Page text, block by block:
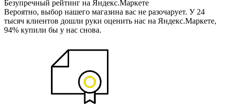
Безупречный рейтинг на Яндекс.Маркете
Вероятно, выбор нашего магазина вас не разочарует. У 24
тысяч клиентов дошли руки оценить нас на Яндекс.Маркете,
94% купили бы у нас снова.